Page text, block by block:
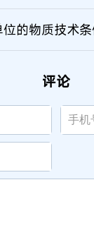
评论